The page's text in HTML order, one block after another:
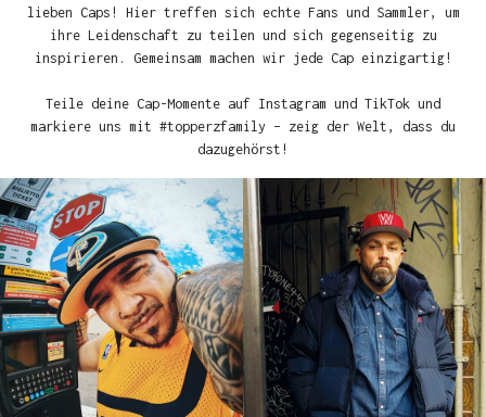
lieben Caps! Hier treffen sich echte Fans und Sammler, um
ihre Leidenschaft zu teilen und sich gegenseitig zu
inspirieren. Gemeinsam machen wir jede Cap einzigartig!
Teile deine Cap-Momente auf Instagram und TikTok und
markiere uns mit #topperzfamily – zeig der Welt, dass du
dazugehörst!